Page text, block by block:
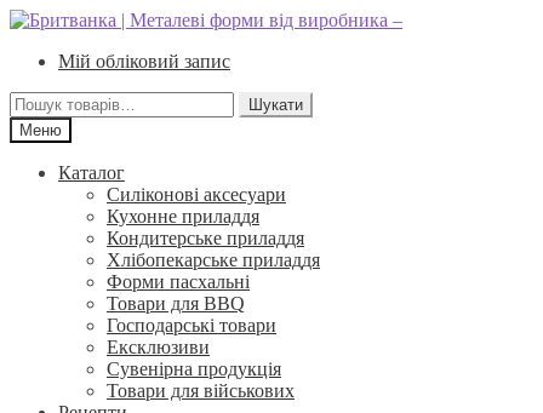
Перейти
навігації
Перейти
вмістуМій обліковий запис
Шукати:
Шукати
Меню
Каталог
Силіконові аксесуари
Кухонне приладдя
Кондитерське приладдя
Хлібопекарське приладдя
Форми пасхальні
Товари для BBQ
Господарські товари
Ексклюзиви
Сувенірна продукція
Товари для військових